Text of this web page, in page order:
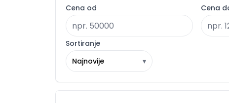
Cena od Cena
Sortiranje
Najnovije
▾